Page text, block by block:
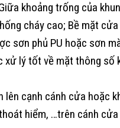
khoảng trống của
cháy cao; Bề mặt
sơn phủ PU hoặc sơn
lý tốt về mặt thông
cạnh cánh cửa hoặc
hiểm, …trên cánh